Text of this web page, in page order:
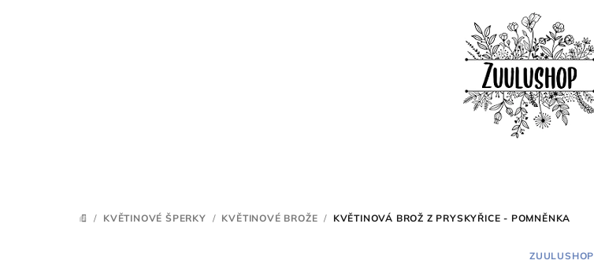
DOMŮ
/ KVĚTINOVÉ ŠPERKY / KVĚTINOVÉ BROŽE / KVĚTINOVÁ BROŽ Z PRYSKYŘICE - POMNĚNKA
ZUULUSHOP